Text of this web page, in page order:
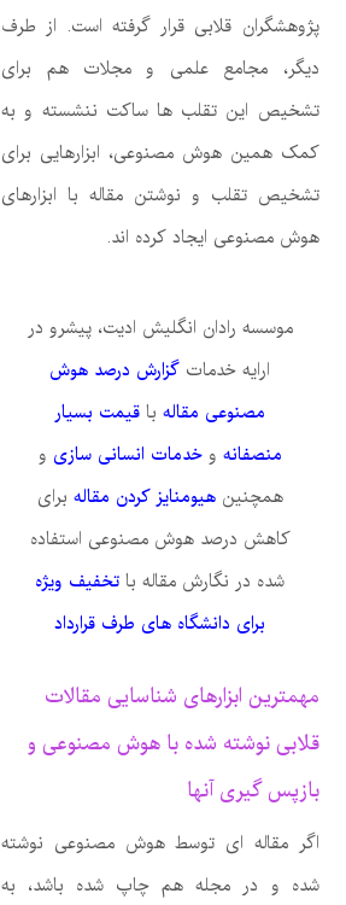
پژوهشگران قلابی قرار گرفته است. از طرف
دیگر، مجامع علمی و مجلات هم برای
تشخیص این تقلب ها ساکت ننشسته و به
کمک همین هوش مصنوعی، ابزارهایی برای
تشخیص تقلب و نوشتن مقاله با ابزارهای
هوش مصنوعی ایجاد کرده اند.
موسسه رادان انگلیش ادیت، پیشرو در
ارایه خدمات گزارش درصد هوش
مصنوعی مقاله باقیمت بسیار
منصفانه وخدمات انسانی سازی و
همچنینهیومنایز کردن مقاله برای
کاهش درصد هوش مصنوعی استفاده
شده در نگارش مقاله با تخفیف ویژه
برای دانشگاه های طرف قرارداد
مهمترین ابزارهای شناسایی مقالات
قلابی نوشته شده با هوش مصنوعی و
بازپس گیری آنها
اگر مقاله ای توسط هوش مصنوعی نوشته
شده و در مجله هم چاپ شده باشد، به